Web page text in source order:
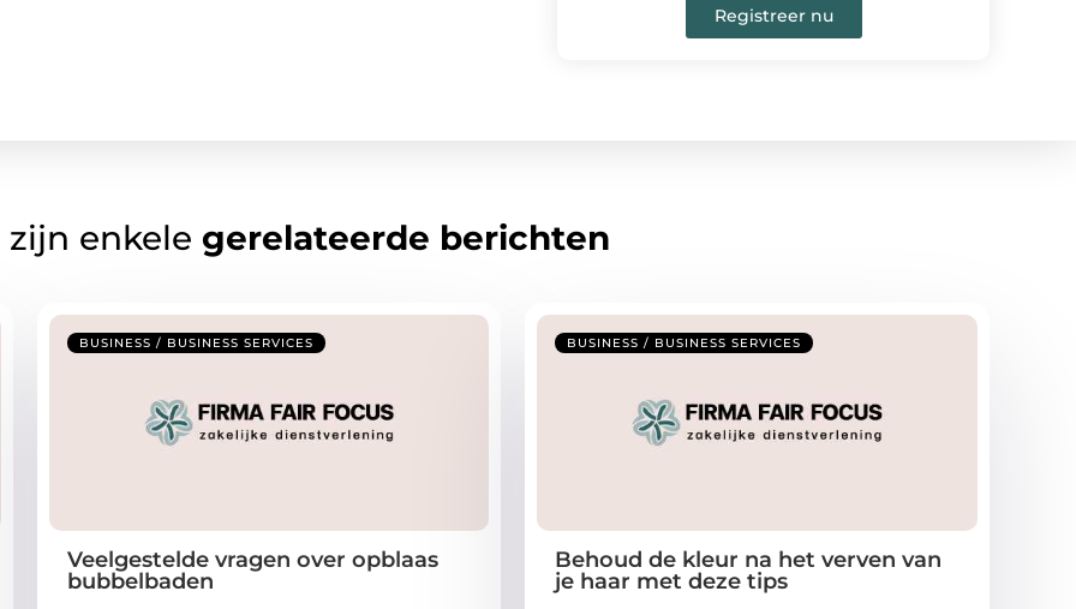
Registreer nu
zijn enkele gerelateerde berichten
BUSINESS / BUSINESS SERVICES
Veelgestelde vragen over opblaas
bubbelbaden
BUSINESS / BUSINESS SERVICES
Behoud de kleur na het verven van
je haar met deze tips